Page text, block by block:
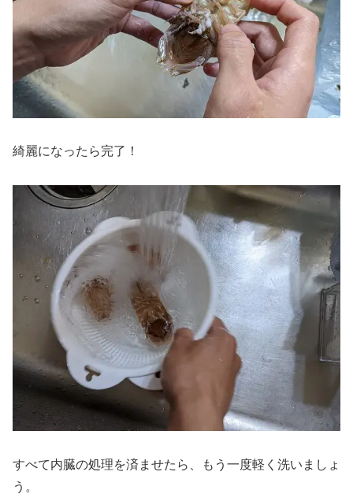
綺麗になったら完了！
すべて内臓の処理を済ませたら、もう一度軽く洗いましょ
う。